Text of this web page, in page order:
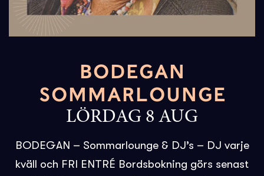
BODEGAN
SOMMARLOUNGE
LÖRDAG 8 AUG
BODEGAN – Sommarlounge & DJ’s – DJ varje
kväll och FRI ENTRÉ Bordsbokning görs senast